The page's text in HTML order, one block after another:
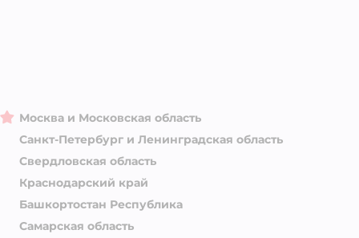
Москва и Московская область
Санкт-Петербург и Ленинградская область
Свердловская область
Краснодарский край
Башкортостан Республика
Самарская область